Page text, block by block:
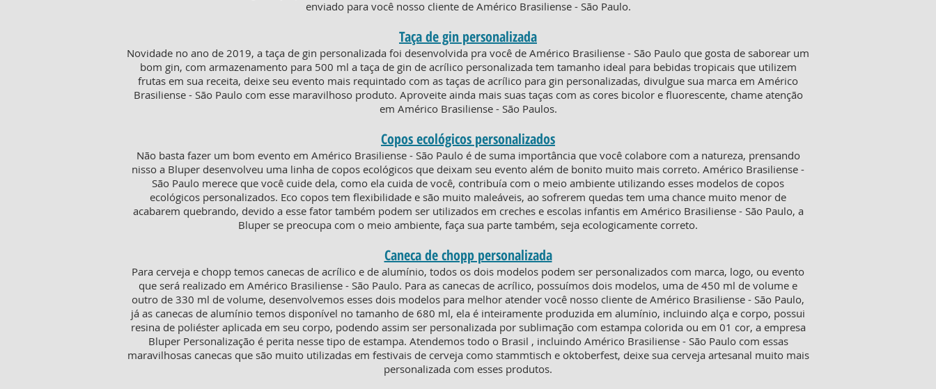
enviado para você nosso cliente de Américo Brasiliense - São Paulo.
Taça de gin personalizada
Novidade no ano de 2019, a taça de gin personalizada foi desenvolvida pra você de Américo Brasiliense - São Paulo que gosta de saborear um
bom gin, com armazenamento para 500 ml a taça de gin de acrílico personalizada tem tamanho ideal para bebidas tropicais que utilizem
frutas em sua receita, deixe seu evento mais requintado com as taças de acrílico para gin personalizadas, divulgue sua marca em Américo
Brasiliense - São Paulo com esse maravilhoso produto. Aproveite ainda mais suas taças com as cores bicolor e fluorescente, chame atenção
em Américo Brasiliense - São Paulos.
Copos ecológicos personalizados
Não basta fazer um bom evento em Américo Brasiliense - São Paulo é de suma importância que você colabore com a natureza, prensando
nisso a Bluper desenvolveu uma linha de copos ecológicos que deixam seu evento além de bonito muito mais correto. Américo Brasiliense -
São Paulo merece que você cuide dela, como ela cuida de você, contribuía com o meio ambiente utilizando esses modelos de copos
ecológicos personalizados. Eco copos tem flexibilidade e são muito maleáveis, ao sofrerem quedas tem uma chance muito menor de
acabarem quebrando, devido a esse fator também podem ser utilizados em creches e escolas infantis em Américo Brasiliense - São Paulo, a
Bluper se preocupa com o meio ambiente, faça sua parte também, seja ecologicamente correto.
Caneca de chopp personalizada
Para cerveja e chopp temos canecas de acrílico e de alumínio, todos os dois modelos podem ser personalizados com marca, logo, ou evento
que será realizado em Américo Brasiliense - São Paulo. Para as canecas de acrílico, possuímos dois modelos, uma de 450 ml de volume e
outro de 330 ml de volume, desenvolvemos esses dois modelos para melhor atender você nosso cliente de Américo Brasiliense - São Paulo,
já as canecas de alumínio temos disponível no tamanho de 680 ml, ela é inteiramente produzida em alumínio, incluindo alça e corpo, possui
resina de poliéster aplicada em seu corpo, podendo assim ser personalizada por sublimação com estampa colorida ou em 01 cor, a empresa
Bluper Personalização é perita nesse tipo de estampa. Atendemos todo o Brasil , incluindo Américo Brasiliense - São Paulo com essas
maravilhosas canecas que são muito utilizadas em festivais de cerveja como stammtisch e oktoberfest, deixe sua cerveja artesanal muito mais
personalizada com esses produtos.